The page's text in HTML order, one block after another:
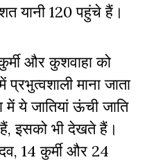
यानी 120 पहुंचे हैं।
और कुशवाहा को
माना जाता
ये जातियां ऊंची जाति
इसको भी देखते हैं।
14 कुर्मी और 24